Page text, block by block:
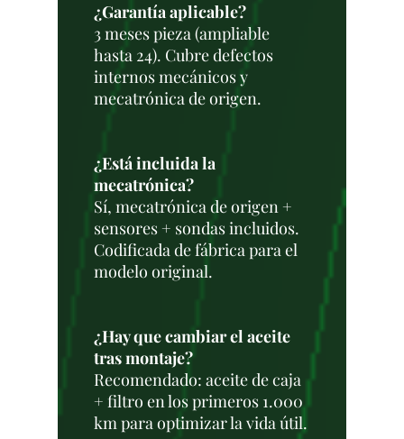
¿Garantía aplicable?
3 meses pieza (ampliable
hasta 24). Cubre defectos
internos mecánicos y
mecatrónica de origen.
¿Está incluida la
mecatrónica?
Sí, mecatrónica de origen +
sensores + sondas incluidos.
Codificada de fábrica para el
modelo original.
¿Hay que cambiar el aceite
tras montaje?
Recomendado: aceite de caja
+ filtro en los primeros 1.000
km para optimizar la vida útil.